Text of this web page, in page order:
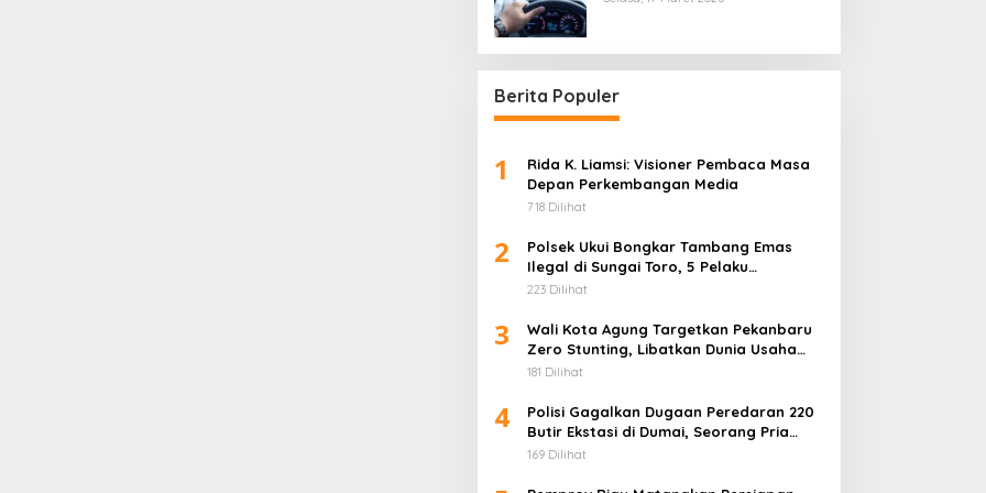
Berita Populer
1
Rida K. Liamsi: Visioner Pembaca Masa
Depan Perkembangan Media
718 Dilihat
2
Polsek Ukui Bongkar Tambang Emas
Ilegal di Sungai Toro, 5 Pelaku
Diamankan
223 Dilihat
3
Wali Kota Agung Targetkan Pekanbaru
Zero Stunting, Libatkan Dunia Usaha
Penuhi Gizi Anak
181 Dilihat
4
Polisi Gagalkan Dugaan Peredaran 220
Butir Ekstasi di Dumai, Seorang Pria
Ditangkap
169 Dilihat